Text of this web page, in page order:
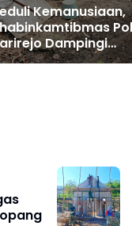
Kemanusiaan,
Dampingi